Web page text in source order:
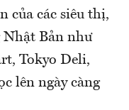
của các siêu thị,
Nhật Bản như
Tokyo Deli,
lên ngày càng